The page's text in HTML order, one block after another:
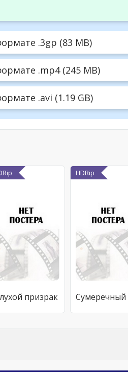
.3gp (83 MB)
.mp4 (245 MB)
.avi (1.19 GB)
призрак
HDRip